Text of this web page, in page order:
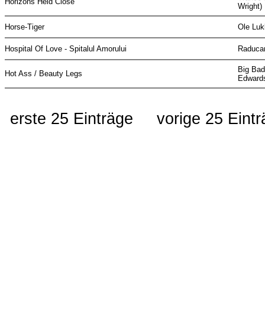
Wright)
Horse-Tiger Ole
Hospital Of Love - Spitalul Amorului
Hot Ass / Beauty Legs
Big
erste 25 Einträge vorige 25